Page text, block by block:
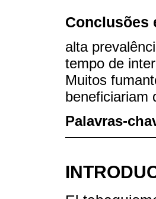
Conclusões
alta
tempo de
Muitos
beneficiariam
Palavras-